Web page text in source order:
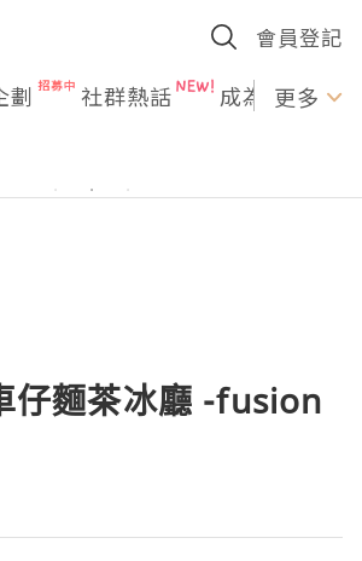
會員登記
劃 社群熱話 成為U更多
仔麵茶冰廳 -fusion